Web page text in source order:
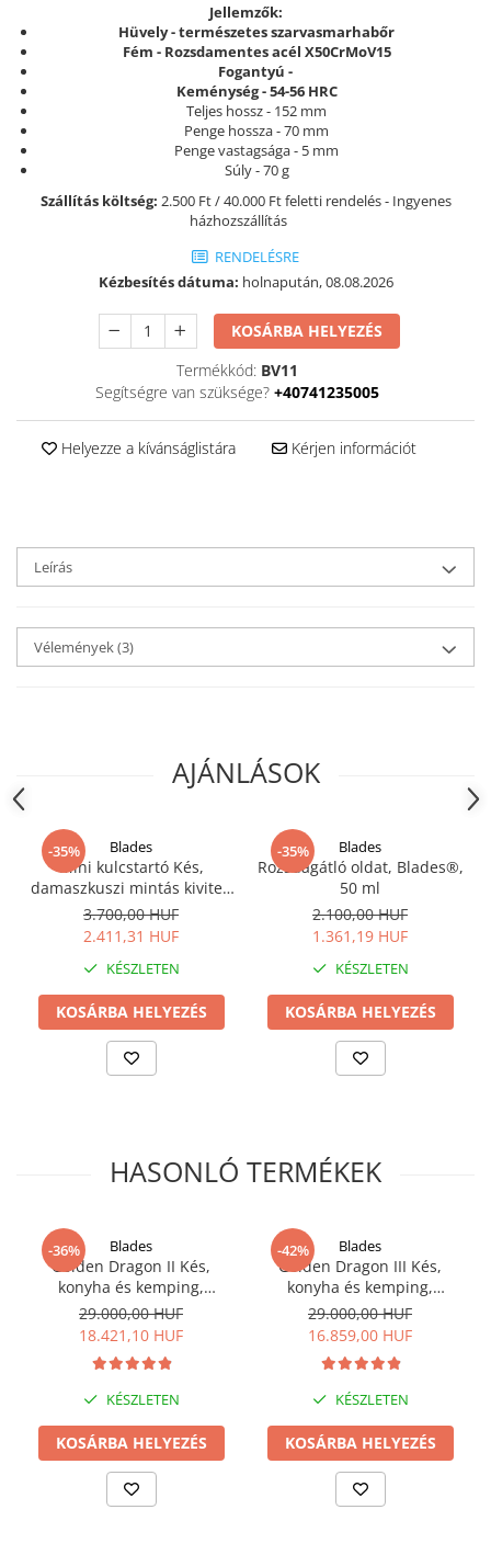
Jellemzők:
Hüvely - természetes szarvasmarhabőr
Fém - Rozsdamentes acél X50CrMoV15
Fogantyú -
Keménység - 54-56 HRC
Teljes hossz - 152 mm
Penge hossza - 70 mm
Penge vastagsága - 5 mm
Súly - 70 g
Szállítás költség: 2.500 Ft / 40.000 Ft feletti rendelés - Ingyenes
házhozszállítás
RENDELÉSRE
Kézbesítés dátuma: holnapután, 08.08.2026
KOSÁRBA HELYEZÉS
Termékkód: BV11
Segítségre van szüksége? +40741235005
Helyezze a kívánságlistára Kérjen információt
Leírás
Vélemények(3)
AJÁNLÁSOK
-35% Blades
Mini kulcstartó Kés,
damaszkuszi mintás kivitel,
fa fogantyú, tok és doboz
mellékelve, Blades®
3.700,00 HUF
2.411,31 HUF
KÉSZLETEN
KOSÁRBA HELYEZÉS
-35% Blades
Rozsdagátló oldat, Blades®,
50 ml
2.100,00 HUF
1.361,19 HUF
KÉSZLETEN
KOSÁRBA HELYEZÉS
HASONLÓ TERMÉKEK
-36% Blades
Golden Dragon II Kés,
konyha és kemping,
kalapált hammerhead,
7Cr17 acél, rózsafa
markolat, 27.5 cm
29.000,00 HUF
18.421,10 HUF
KÉSZLETEN
KOSÁRBA HELYEZÉS
-42% Blades
Golden Dragon III Kés,
konyha és kemping,
kalapált hammerhead,
7Cr17 acél, 28.5 cm
29.000,00 HUF
16.859,00 HUF
KÉSZLETEN
KOSÁRBA HELYEZÉS